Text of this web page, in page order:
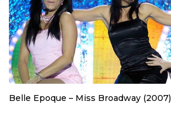
Belle Epoque – Miss Broadway (2007)